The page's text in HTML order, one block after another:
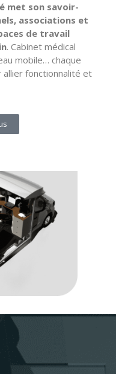
met son savoir-
associations et
de travail
. Cabinet médical
mobile… chaque
allier fonctionnalité et